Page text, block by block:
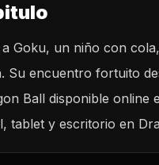
CAPITULO
de la esfera del
a Goku, un niño con
Su encuentro fortuito
Ball disponible
tablet y escritorio en